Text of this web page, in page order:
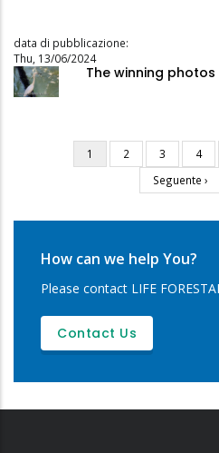
data di pubblicazione:
Thu, 13/06/2024
The winning
Pagination
Current
page
1 Page
2 Page
3 Page
4
Next
page
Seguente ›
How can we help You?
Please contact LIFE
Contact Us